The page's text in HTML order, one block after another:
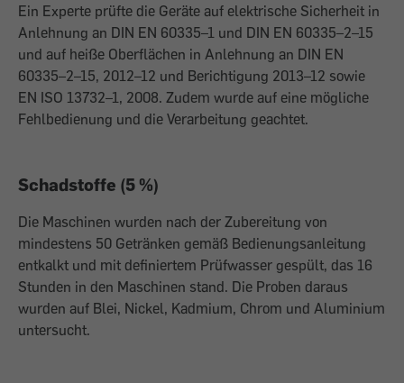
Ein Experte prüfte die Geräte auf elektrische Sicherheit in
Anlehnung an DIN EN 60335–1 und DIN EN 60335–2–15
und auf heiße Oberflächen in Anlehnung an DIN EN
60335–2–15, 2012–12 und Berichtigung 2013–12 sowie
EN ISO 13732–1, 2008. Zudem wurde auf eine mögliche
Fehlbedienung und die Verarbeitung geachtet.
Schadstoffe (5 %)
Die Maschinen wurden nach der Zubereitung von
mindestens 50 Getränken gemäß Bedienungsanleitung
entkalkt und mit definiertem Prüfwasser gespült, das 16
Stunden in den Maschinen stand. Die Proben daraus
wurden auf Blei, Nickel, Kadmium, Chrom und Aluminium
untersucht.